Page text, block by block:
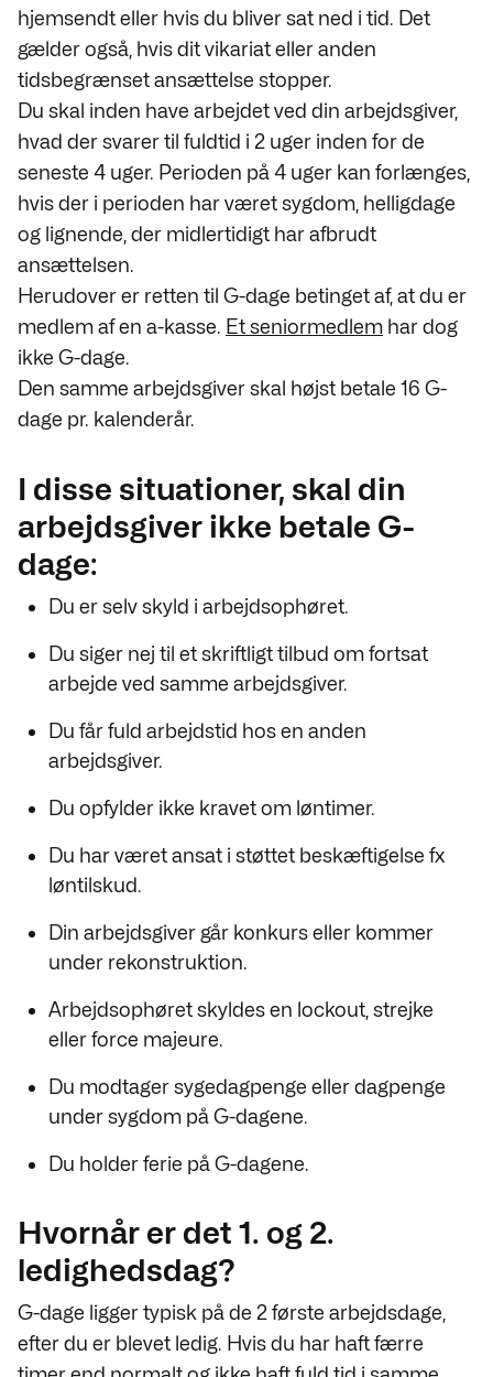
hjemsendt eller hvis du bliver sat ned i tid. Det
gælder også, hvis dit vikariat eller anden
tidsbegrænset ansættelse stopper.
Du skal inden have arbejdet ved din arbejdsgiver,
hvad der svarer til fuldtid i 2 uger inden for de
seneste 4 uger. Perioden på 4 uger kan forlænges,
hvis der i perioden har været sygdom, helligdage
og lignende, der midlertidigt har afbrudt
ansættelsen.
Herudover er retten til G-dage betinget af, at du er
medlem af en a-kasse. Et seniormedlem har dog
ikke G-dage.
Den samme arbejdsgiver skal højst betale 16 G-
dage pr. kalenderår.
I disse situationer, skal din
arbejdsgiver ikke betale G-
dage:
Du er selv skyld i arbejdsophøret.
Du siger nej til et skriftligt tilbud om fortsat
arbejde ved samme arbejdsgiver.
Du får fuld arbejdstid hos en anden
arbejdsgiver.
Du opfylder ikke kravet om løntimer.
Du har været ansat i støttet beskæftigelse fx
løntilskud.
Din arbejdsgiver går konkurs eller kommer
under rekonstruktion.
Arbejdsophøret skyldes en lockout, strejke
eller force majeure.
Du modtager sygedagpenge eller dagpenge
under sygdom på G-dagene.
Du holder ferie på G-dagene.
Hvornår er det 1. og 2.
ledighedsdag?
G-dage ligger typisk på de 2 første arbejdsdage,
efter du er blevet ledig. Hvis du har haft færre